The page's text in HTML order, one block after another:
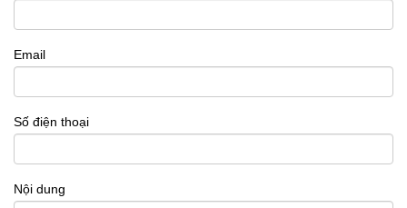
Email
Số điện thoại
Nội dung